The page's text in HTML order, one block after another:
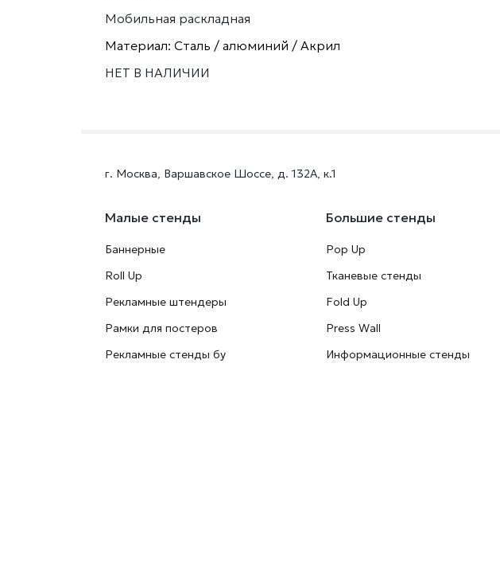
Мобильная раскладная
Материал: Сталь / алюминий / Акрил
НЕТ В НАЛИЧИИ
г. Москва, Варшавское Шоссе, д. 132А, к.1
Малые стенды
Баннерные
Roll Up
Рекламные штендеры
Рамки для постеров
Рекламные стенды бу
Большие стенды
Pop Up
Тканевые стенды
Fold Up
Press Wall
Информационные стенды